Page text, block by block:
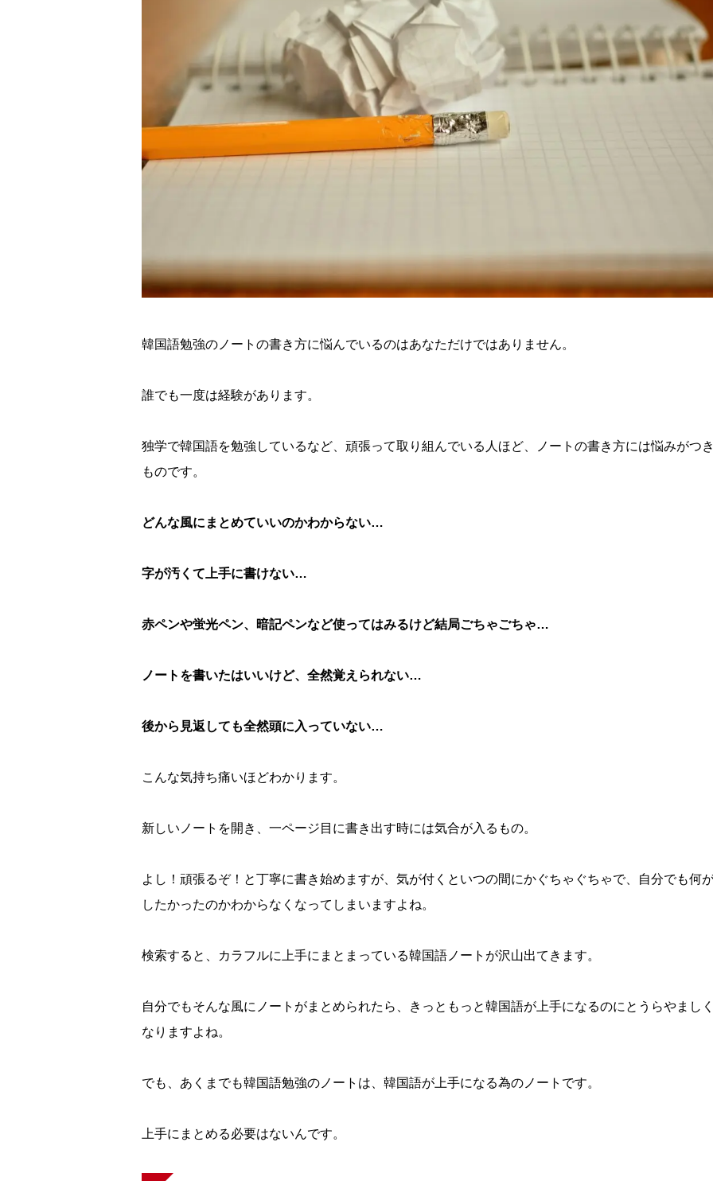
韓国語講師紹介
スケジュール
韓国語お役立ちコラム
韓国語勉強のノートの書き方に悩んでいるのはあなただけではありません。
誰でも一度は経験があります。
独学で韓国語を勉強しているなど、頑張って取り組んでいる人ほど、ノートの書き方には悩みがつ
ものです。
どんな風にまとめていいのかわからない…
字が汚くて上手に書けない…
赤ペンや蛍光ペン、暗記ペンなど使ってはみるけど結局ごちゃごちゃ…
ノートを書いたはいいけど、全然覚えられない…
後から見返しても全然頭に入っていない…
こんな気持ち痛いほどわかります。
新しいノートを開き、一ページ目に書き出す時には気合が入るもの。
よし！頑張るぞ！と丁寧に書き始めますが、気が付くといつの間にかぐちゃぐちゃで、自分でも何
したかったのかわからなくなってしまいますよね。
検索すると、カラフルに上手にまとまっている韓国語ノートが沢山出てきます。
自分でもそんな風にノートがまとめられたら、きっともっと韓国語が上手になるのにとうらやまし
なりますよね。
でも、あくまでも韓国語勉強のノートは、韓国語が上手になる為のノートです。
上手にまとめる必要はないんです。